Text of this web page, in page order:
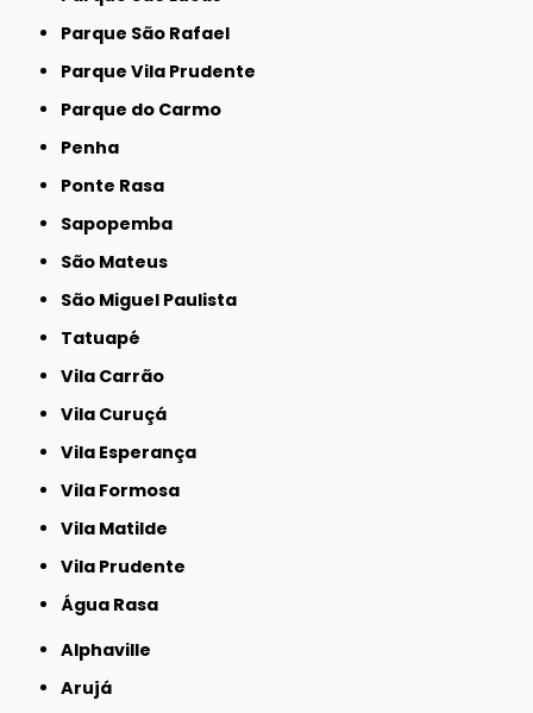
Parque São Rafael
Parque Vila Prudente
Parque do Carmo
Penha
Ponte Rasa
Sapopemba
São Mateus
São Miguel Paulista
Tatuapé
Vila Carrão
Vila Curuçá
Vila Esperança
Vila Formosa
Vila Matilde
Vila Prudente
Água Rasa
Alphaville
Arujá